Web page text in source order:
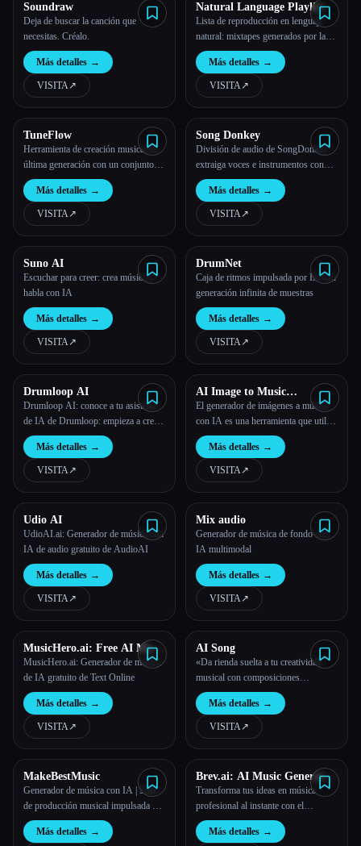
Soundraw
Deja de buscar la canción que
necesitas. Créalo.
Más detalles →
VISITA↗︎
Natural Language Playlist
Lista de reproducción en lenguaje
natural: mixtapes generados por la
IA.
Más detalles →
VISITA↗︎
TuneFlow
Herramienta de creación musical de
última generación con un conjunto de
superpoderes de IA
Más detalles →
VISITA↗︎
Song Donkey
División de audio de SongDonkey:
extraiga voces e instrumentos con
inteligencia artificial
Más detalles →
VISITA↗︎
Suno AI
Escuchar para creer: crea música y
habla con IA
Más detalles →
VISITA↗︎
DrumNet
Caja de ritmos impulsada por IA con
generación infinita de muestras
Más detalles →
VISITA↗︎
Drumloop AI
Drumloop AI: conoce a tu asistente
de IA de Drumloop: empieza a crear
baterías con IA
Más detalles →
VISITA↗︎
AI Image to Music
Generator
El generador de imágenes a música
con IA es una herramienta que utiliza
inteligencia artificial para convertir
imágenes en música
Más detalles →
VISITA↗︎
Udio AI
UdioAI.ai: Generador de música con
IA de audio gratuito de AudioAI
Más detalles →
VISITA↗︎
Mix audio
Generador de música de fondo con
IA multimodal
Más detalles →
VISITA↗︎
MusicHero.ai: Free AI Music
Generator from Text Online
MusicHero.ai: Generador de música
de IA gratuito de Text Online
Más detalles →
VISITA↗︎
AI Song
«Da rienda suelta a tu creatividad
musical con composiciones
impulsadas por la IA»
Más detalles →
VISITA↗︎
MakeBestMusic
Generador de música con IA | Suite
de producción musical impulsada por
IA
Más detalles →
Brev.ai: AI Music Generator
Free Online
Transforma tus ideas en música
profesional al instante con el
generador de música avanzado de IA
gratuito en línea.
Más detalles →